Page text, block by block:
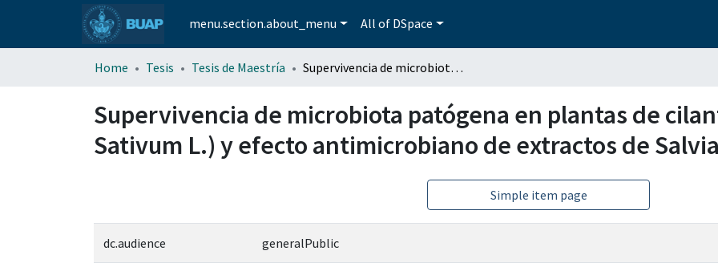
menu.section.about_menu All of DSpace
Home Tesis Tesis de Maestría Supervivencia de microbiota patógena en plantas de cilantro (Coriandrum Sativum L.) y efecto antimicrobiano de extractos de Salvia officinalis
Supervivencia de microbiota patógena en plantas de
Sativum L.) y efecto antimicrobiano de extractos de
Simple item page
dc.audience generalPublic